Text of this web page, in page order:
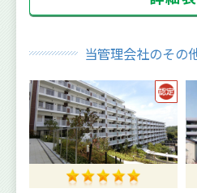
当管理会社のその